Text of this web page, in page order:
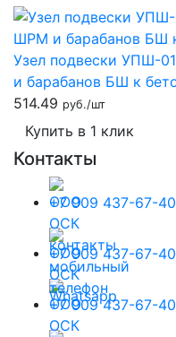
Узел подвески УПШ-
и барабанов БШ к
514.49 руб./шт
Купить в 1 клик
Контакты
+7 909 437-67-40
+7 909 437-67-40
+7 909 437-67-40